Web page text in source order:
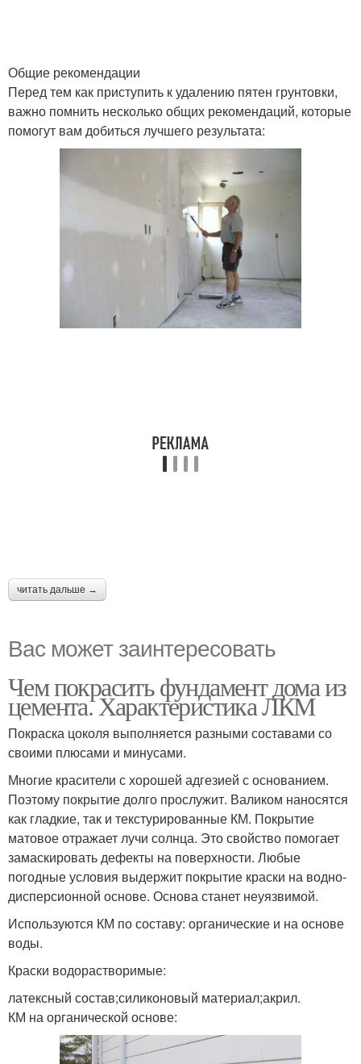
Общие рекомендации
Перед тем как приступить к удалению пятен грунтовки,
важно помнить несколько общих рекомендаций, которые
помогут вам добиться лучшего результата:
читать дальше →
Вас может заинтересовать
Чем покрасить фундамент дома из
цемента. Характеристика ЛКМ
Покраска цоколя выполняется разными составами со
своими плюсами и минусами.
Многие красители с хорошей адгезией с основанием.
Поэтому покрытие долго прослужит. Валиком наносятся
как гладкие, так и текстурированные КМ. Покрытие
матовое отражает лучи солнца. Это свойство помогает
замаскировать дефекты на поверхности. Любые
погодные условия выдержит покрытие краски на водно-
дисперсионной основе. Основа станет неуязвимой.
Используются КМ по составу: органические и на основе
воды.
Краски водорастворимые:
латексный состав;силиконовый материал;акрил.
КМ на органической основе: